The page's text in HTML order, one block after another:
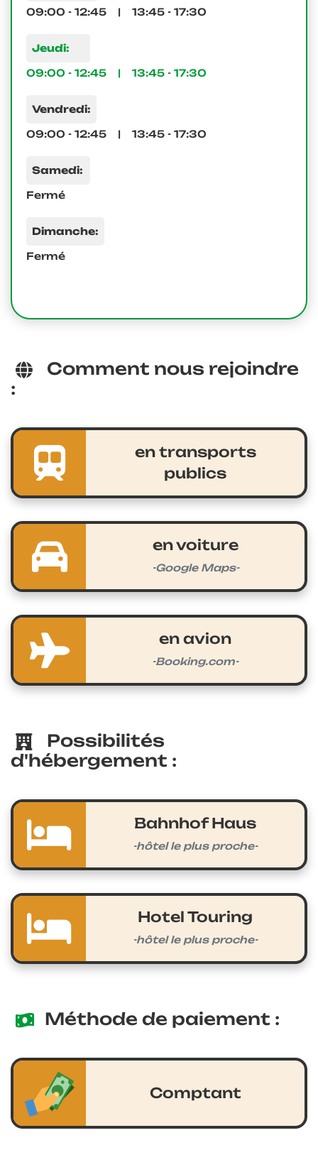
09:00 - 12:45 | 13:45 - 17:30
Jeudi:
09:00 - 12:45 | 13:45 - 17:30
Vendredi:
09:00 - 12:45 | 13:45 - 17:30
Samedi:
Fermé
Dimanche:
Fermé
Comment nous rejoindre
:
en transports
publics
en voiture
-Google Maps-
en avion
-Booking.com-
Possibilités
d'hébergement :
Bahnhof Haus
-hôtel le plus proche-
Hotel Touring
-hôtel le plus proche-
Méthode de paiement :
Comptant